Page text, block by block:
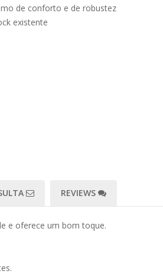
de conforto e de robustez
existente
REVIEWS
e oferece um bom toque.